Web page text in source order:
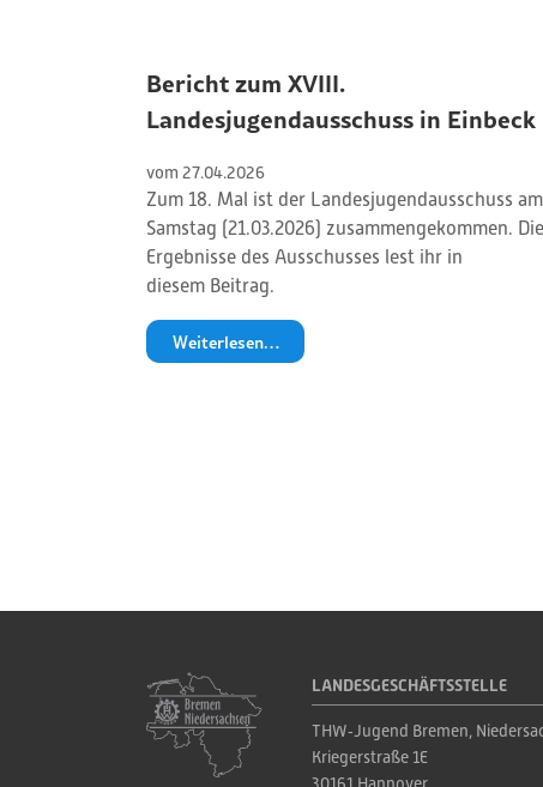
Bericht zum XVIII.
Landesjugendausschuss in Einbeck
vom 27.04.2026
Zum 18. Mal ist der Landesjugendausschuss am
Samstag (21.03.2026) zusammengekommen. Die
Ergebnisse des Ausschusses lest ihr in
diesem Beitrag.
Weiterlesen…
LANDESGESCHÄFTSSTELLE
THW‑Jugend Bremen,
Kriegerstraße 1E